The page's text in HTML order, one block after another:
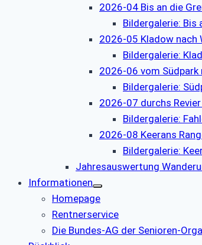
2026-04 Bis an die
Bildergalerie: Bis
2026-05 Kladow nach
Bildergalerie:
2026-06 vom Südpark
Bildergalerie:
2026-07 durchs
Bildergalerie:
2026-08 Keerans
Bildergalerie:
Jahresauswertung
Informationen
Homepage
Rentnerservice
Die Bundes-AG der Senioren-